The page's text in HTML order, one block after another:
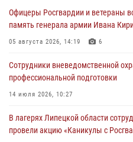
Росгвардия обеспечила
Дня ВДВ в Липецке
03 августа 2026, 13:43
Росгвардейцы обеспечили
Толстовского района
03 августа 2026, 13:41
Росгвардия противодействует
(видео)
Офицеры Росгвардии и ветераны
память генерала армии Ивана
05 августа 2026, 14:19 6
Сотрудники вневедомственной
профессиональной подготовки
14 июля 2026, 10:27
В лагерях Липецкой области
провели акцию «Каникулы с